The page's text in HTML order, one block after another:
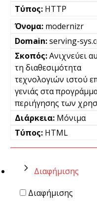
HTTP
modernizr
serving-
Ανιχνεύει
τη διαθεσιμότητα
τεχνολογιών ιστού
γενιάς στα
περιήγησης των
Μόνιμα
HTML
Διαφήμισης
Διαφήμισης